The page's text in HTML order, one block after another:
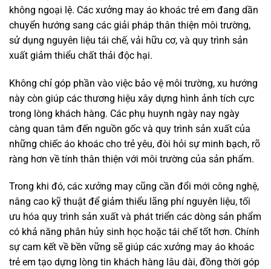
không ngoại lệ. Các xưởng may áo khoác trẻ em đang dần
chuyển hướng sang các giải pháp thân thiện môi trường,
sử dụng nguyên liệu tái chế, vải hữu cơ, và quy trình sản
xuất giảm thiểu chất thải độc hại.
Không chỉ góp phần vào việc bảo vệ môi trường, xu hướng
này còn giúp các thương hiệu xây dựng hình ảnh tích cực
trong lòng khách hàng. Các phụ huynh ngày nay ngày
càng quan tâm đến nguồn gốc và quy trình sản xuất của
những chiếc áo khoác cho trẻ yêu, đòi hỏi sự minh bạch, rõ
ràng hơn về tính thân thiện với môi trường của sản phẩm.
Trong khi đó, các xưởng may cũng cần đổi mới công nghệ,
nâng cao kỹ thuật để giảm thiểu lãng phí nguyên liệu, tối
ưu hóa quy trình sản xuất và phát triển các dòng sản phẩm
có khả năng phân hủy sinh học hoặc tái chế tốt hơn. Chính
sự cam kết về bền vững sẽ giúp các xưởng may áo khoác
trẻ em tạo dựng lòng tin khách hàng lâu dài, đồng thời góp